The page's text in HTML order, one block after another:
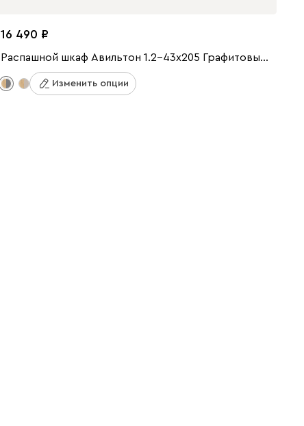
16 490
Распашной шкаф Авильтон 1.2-43x205 Графитовый с зеркалом
Изменить опции